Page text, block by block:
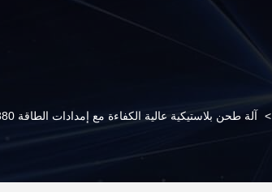
> آلة طحن بلاستيكية عالية الكفاءة مع إمدادات الطاقة 380 فولت ونظام التحكم PLC